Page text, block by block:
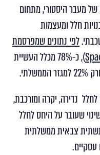
מעבר היסטורי, מתחום
חלל ומעצמות
לפי נתונים שמפרסמת
, כ-78% מכלל העשיית
נדירה, יקרה ומורכבת,
שעובר על היחס לחלל
צבאית ממשלתית
עסקיים.